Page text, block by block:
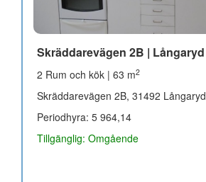
Skräddarevägen 2B | Långaryd
2 Rum och kök | 63 m2
Skräddarevägen 2B, 31492 Långaryd
Periodhyra: 5 964,14
Tillgänglig: Omgående